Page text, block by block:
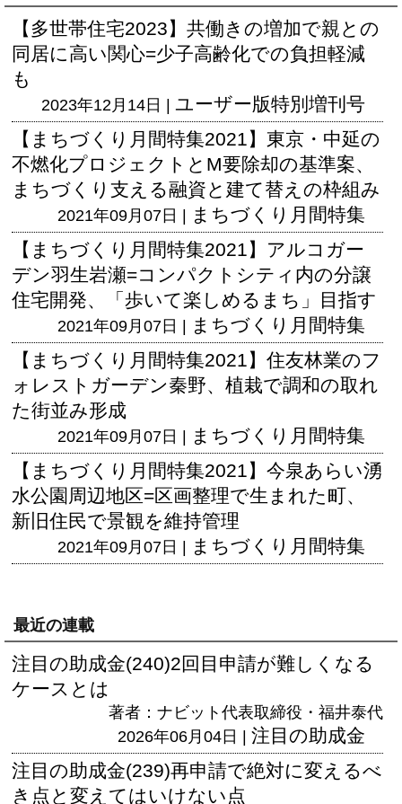
【多世帯住宅2023】共働きの増加で親との
同居に高い関心=少子高齢化での負担軽減
も
2023年12月14日 | ユーザー版特別増刊号
【まちづくり月間特集2021】東京・中延の
不燃化プロジェクトとM要除却の基準案、
まちづくり支える融資と建て替えの枠組み
2021年09月07日 | まちづくり月間特集
【まちづくり月間特集2021】アルコガー
デン羽生岩瀬=コンパクトシティ内の分譲
住宅開発、「歩いて楽しめるまち」目指す
2021年09月07日 | まちづくり月間特集
【まちづくり月間特集2021】住友林業のフ
ォレストガーデン秦野、植栽で調和の取れ
た街並み形成
2021年09月07日 | まちづくり月間特集
【まちづくり月間特集2021】今泉あらい湧
水公園周辺地区=区画整理で生まれた町、
新旧住民で景観を維持管理
2021年09月07日 | まちづくり月間特集
最近の連載
注目の助成金(240)2回目申請が難しくなる
ケースとは
著者：ナビット代表取締役・福井泰代
2026年06月04日 | 注目の助成金
注目の助成金(239)再申請で絶対に変えるべ
き点と変えてはいけない点